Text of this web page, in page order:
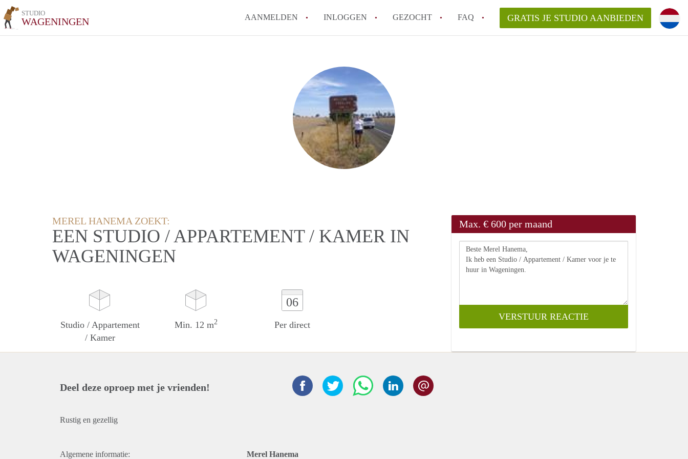
STUDIO
WAGENINGEN AANMELDEN INLOGGEN GEZOCHT FAQ
Hoeveel kost het om te reageren op een Studio in Wageningen?
Wat is de privacyverklaring van StudioWageningen?
Berekent StudioWageningen makelaarsvergoeding/bemiddelingsvergoeding?
Alle veelgestelde vragen
GRATIS JE STUDIO AANBIEDEN
MEREL HANEMA ZOEKT:
EEN STUDIO / APPARTEMENT / KAMER IN
WAGENINGEN
Studio / Appartement
/ Kamer
Min. 12 m2
06
Per direct
Max. € 600 per maand
Deel deze oproep met je vrienden!
Rustig en gezellig
Algemene informatie: Merel Hanema